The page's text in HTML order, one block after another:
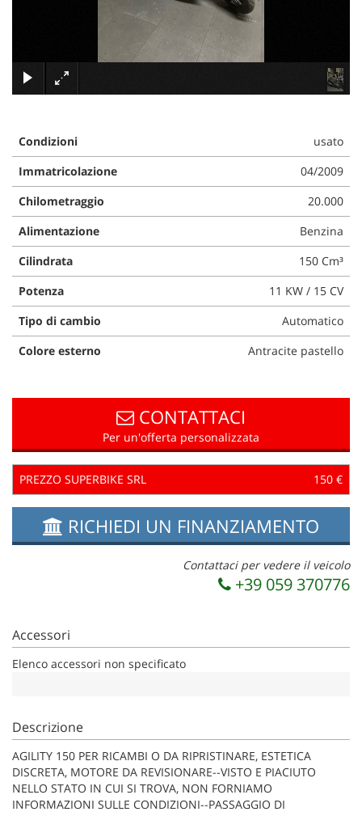
AREA COMMERCIANTI
×
Condizioni
usato
Immatricolazione
04/2009
Chilometraggio
20.000
Alimentazione
Benzina
Cilindrata
150 Cm³
Potenza
11 KW / 15 CV
Tipo di cambio
Automatico
Colore esterno
Antracite pastello
CONTATTACI
Per un'offerta personalizzata
PREZZO SUPERBIKE SRL 150 €
RICHIEDI UN FINANZIAMENTO
Contattaci per vedere il veicolo
+39 059 370776
Accessori
Elenco accessori non specificato
Descrizione
AGILITY 150 PER RICAMBI O DA RIPRISTINARE, ESTETICA
DISCRETA, MOTORE DA REVISIONARE--VISTO E PIACIUTO
NELLO STATO IN CUI SI TROVA, NON FORNIAMO
INFORMAZIONI SULLE CONDIZIONI--PASSAGGIO DI
offrire
le
svolgere
le
attività
di
seguito
descritte.
Per
ottenere
maggiori
informazioni
sull'utilità
e
sul
funzionamento
di
alla
cookie
policy.
Puoi
rivedere
in
qualsiasi
momento.
Cookie necessari